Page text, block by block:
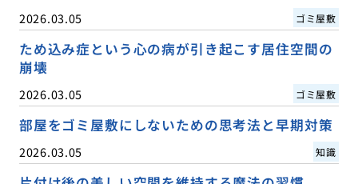
2026.03.05 ゴミ屋敷
ため込み症という心の病が引き起こす居住空間の
崩壊
2026.03.05 ゴミ屋敷
部屋をゴミ屋敷にしないための思考法と早期対策
2026.03.05 知識